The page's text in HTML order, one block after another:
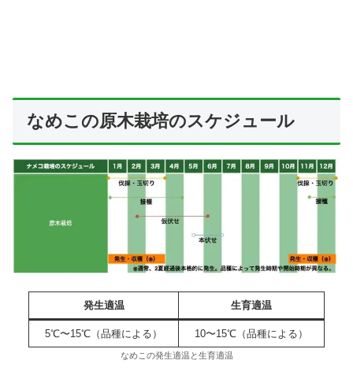
なめこの原木栽培のスケジュール
発生適温 生育適温
5℃〜15℃（品種による） 10〜15℃（品種による）
なめこの発生適温と生育適温